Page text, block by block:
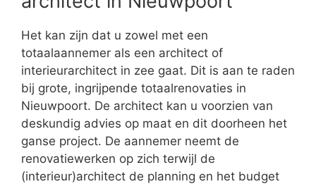
Het kan zijn dat u zowel met een
totaalaannemer als een architect of
interieurarchitect in zee gaat. Dit is aan te raden
bij grote, ingrijpende totaalrenovaties in
Nieuwpoort. De architect kan u voorzien van
deskundig advies op maat en dit doorheen het
ganse project. De aannemer neemt de
renovatiewerken op zich terwijl de
(interieur)architect de planning en het budget